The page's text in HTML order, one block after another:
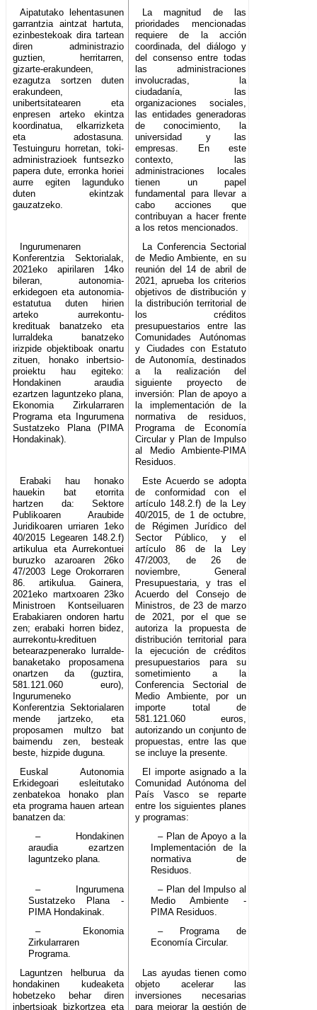
Aipatutako lehentasunen
garrantzia aintzat hartuta,
ezinbestekoak dira tartean
diren administrazio
guztien, herritarren,
gizarte-erakundeen,
ezagutza sortzen duten
erakundeen,
unibertsitatearen eta
enpresen arteko ekintza
koordinatua, elkarrizketa
eta adostasuna.
Testuinguru horretan, toki-
administrazioek funtsezko
papera dute, erronka horiei
aurre egiten lagunduko
duten ekintzak
gauzatzeko.
La magnitud de las
prioridades mencionadas
requiere de la acción
coordinada, del diálogo y
del consenso entre todas
las administraciones
involucradas, la
ciudadanía, las
organizaciones sociales,
las entidades generadoras
de conocimiento, la
universidad y las
empresas. En este
contexto, las
administraciones locales
tienen un papel
fundamental para llevar a
cabo acciones que
contribuyan a hacer frente
a los retos mencionados.
Ingurumenaren
Konferentzia Sektorialak,
2021eko apirilaren 14ko
bileran, autonomia-
erkidegoen eta autonomia-
estatutua duten hirien
arteko aurrekontu-
kredituak banatzeko eta
lurraldeka banatzeko
irizpide objektiboak onartu
zituen, honako inbertsio-
proiektu hau egiteko:
Hondakinen araudia
ezartzen laguntzeko plana,
Ekonomia Zirkularraren
Programa eta Ingurumena
Sustatzeko Plana (PIMA
Hondakinak).
La Conferencia Sectorial
de Medio Ambiente, en su
reunión del 14 de abril de
2021, aprueba los criterios
objetivos de distribución y
la distribución territorial de
los créditos
presupuestarios entre las
Comunidades Autónomas
y Ciudades con Estatuto
de Autonomía, destinados
a la realización del
siguiente proyecto de
inversión: Plan de apoyo a
la implementación de la
normativa de residuos,
Programa de Economía
Circular y Plan de Impulso
al Medio Ambiente-PIMA
Residuos.
Erabaki hau honako
hauekin bat etorrita
hartzen da: Sektore
Publikoaren Araubide
Juridikoaren urriaren 1eko
40/2015 Legearen 148.2.f)
artikulua eta Aurrekontuei
buruzko azaroaren 26ko
47/2003 Lege Orokorraren
86. artikulua. Gainera,
2021eko martxoaren 23ko
Ministroen Kontseiluaren
Erabakiaren ondoren hartu
zen; erabaki horren bidez,
aurrekontu-kredituen
betearazpenerako lurralde-
banaketako proposamena
onartzen da (guztira,
581.121.060 euro),
Ingurumeneko
Konferentzia Sektorialaren
mende jartzeko, eta
proposamen multzo bat
baimendu zen, besteak
beste, hizpide duguna.
Este Acuerdo se adopta
de conformidad con el
artículo 148.2.f) de la Ley
40/2015, de 1 de octubre,
de Régimen Jurídico del
Sector Público, y el
artículo 86 de la Ley
47/2003, de 26 de
noviembre, General
Presupuestaria, y tras el
Acuerdo del Consejo de
Ministros, de 23 de marzo
de 2021, por el que se
autoriza la propuesta de
distribución territorial para
la ejecución de créditos
presupuestarios para su
sometimiento a la
Conferencia Sectorial de
Medio Ambiente, por un
importe total de
581.121.060 euros,
autorizando un conjunto de
propuestas, entre las que
se incluye la presente.
Euskal Autonomia
Erkidegoari esleitutako
zenbatekoa honako plan
eta programa hauen artean
banatzen da:
El importe asignado a la
Comunidad Autónoma del
País Vasco se reparte
entre los siguientes planes
y programas:
– Hondakinen
araudia ezartzen
laguntzeko plana.
– Plan de Apoyo a la
Implementación de la
normativa de
Residuos.
– Ingurumena
Sustatzeko Plana -
PIMA Hondakinak.
– Plan del Impulso al
Medio Ambiente -
PIMA Residuos.
– Ekonomia
Zirkularraren
Programa.
– Programa de
Economía Circular.
Laguntzen helburua da
hondakinen kudeaketa
hobetzeko behar diren
inbertsioak bizkortzea eta
Las ayudas tienen como
objeto acelerar las
inversiones necesarias
para mejorar la gestión de